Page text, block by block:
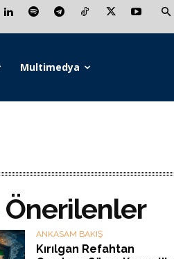
Multimedya
Önerilenler
ANKASAM BAKIŞ
Kırılgan Refahtan